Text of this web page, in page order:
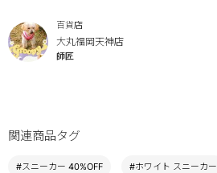
百貨店
大丸福岡天神店
師匠
関連商品タグ
#スニーカー 40%OFF #ホワイト スニーカー